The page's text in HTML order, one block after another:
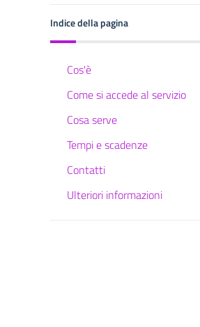
Indice della pagina
Cos'è
Come si accede al servizio
Cosa serve
Tempi e scadenze
Contatti
Ulteriori informazioni